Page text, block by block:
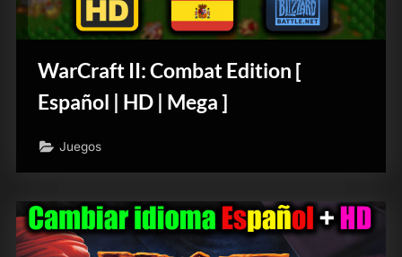
WarCraft II: Combat Edition [
Español | HD | Mega ]
Juegos